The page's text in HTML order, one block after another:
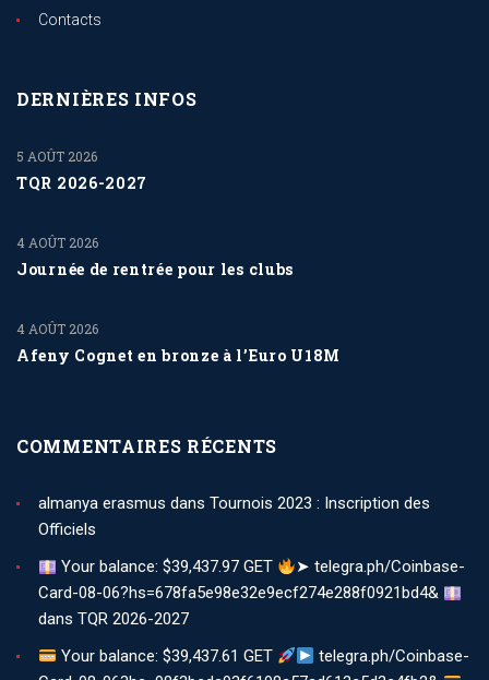
Contacts
DERNIÈRES INFOS
TQR 2026-2027
5 AOÛT 2026
Journée de rentrée pour les clubs
4 AOÛT 2026
Afeny Cognet en bronze à l’Euro U18M
4 AOÛT 2026
COMMENTAIRES RÉCENTS
almanya erasmus dans Tournois 2023 : Inscription des
Officiels
Your balance: $39,437.97 GET
➤ telegra.ph/Coinbase-
Card-08-06?hs=678fa5e98e32e9ecf274e288f0921bd4&
dans TQR 2026-2027
Your balance: $39,437.61 GET
telegra.ph/Coinbase-